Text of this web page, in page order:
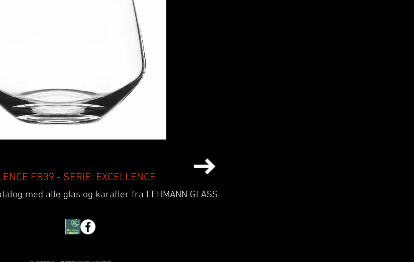
FB39 - SERIE: EXCELLENCE
med alle glas og karafler fra LEHMANN GLASS